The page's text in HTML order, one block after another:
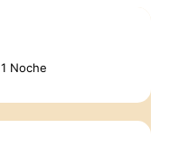
Noche